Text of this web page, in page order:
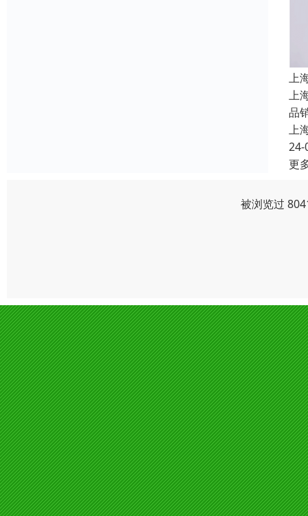
上
上
品
上
24-
更
被浏览过